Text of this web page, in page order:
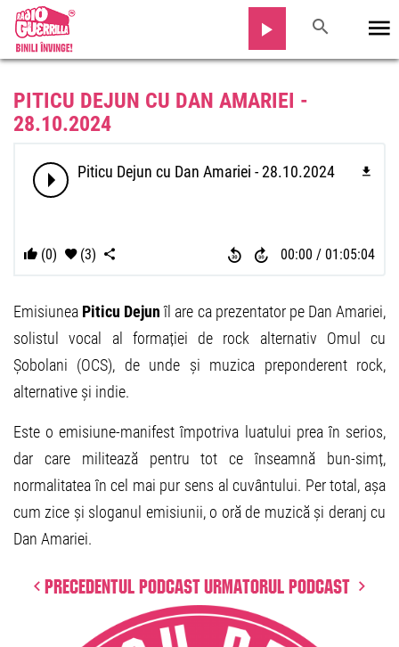
PITICU DEJUN CU DAN AMARIEI -
28.10.2024
00:00 01:05:04
Piticu Dejun cu Dan Amariei - 28.10.2024
(0) (3)
Emisiunea Piticu Dejunîl are ca prezentator pe Dan Amariei,
solistul vocal al formației de rock alternativ Omul cu
Șobolani (OCS), de unde și muzica preponderent rock,
alternative și indie.
Este o emisiune-manifest împotriva luatului prea în serios,
dar care militează pentru tot ce înseamnă bun-simț,
normalitatea în cel mai pur sens al cuvântului. Per total, așa
cum zice și sloganul emisiunii, o oră de muzică și deranj cu
Dan Amariei.
Precedentul podcast Urmatorul podcast